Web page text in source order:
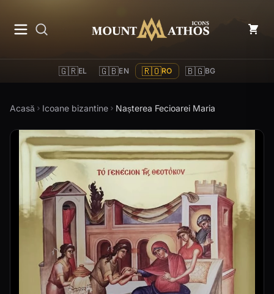
Mount Athos Icons
🇬🇷EL 🇬🇧EN 🇷🇴RO 🇧🇬BG
Acasă Icoane bizantine Nașterea Fecioarei Maria